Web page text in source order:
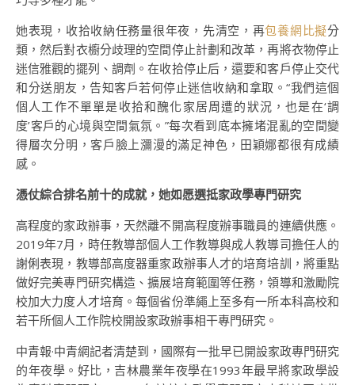
她表現，收拾收納任務量很年夜，先清空，再包養網比擬分
類，然后對衣櫥分歧理的空間停止計劃和改革，再將衣物停止
迷信雅觀的擺列、調劑。在收拾停止后，還要和客戶停止交代
和分送朋友，告知客戶若何停止迷信收納和拿取。“我們這個
個人工作不單單是收拾和醜化家居周遭的狀況，也是在‘調
度’客戶的心境與空間氣氛。”每次看到底本擁堵混亂的空間變
得層次分明，客戶臉上瀰漫的滿足神色，田穎娜都很有成績
感。
憑仗綜合排名前十的成就，她如愿選抵家政學專門研究
高程度的家政辦事，天然離不開高程度辦事職員的連續供應。
2019年7月，時任教導部個人工作教導與成人教導司擔任人的
謝俐表現，教導部高度器重家政辦事人才的培育培訓，將重點
做好完美專門研究構造、擴展培育範圍等任務，領導和激勵院
校加大力度人才培育。每個省份準繩上至多有一所本科高校和
若干所個人工作院校開設家政辦事相干專門研究。
中青報·中青網記者清楚到，國際有一批早已開設家政專門研究
的年夜學。好比，吉林農業年夜學在1993年最早將家政學設